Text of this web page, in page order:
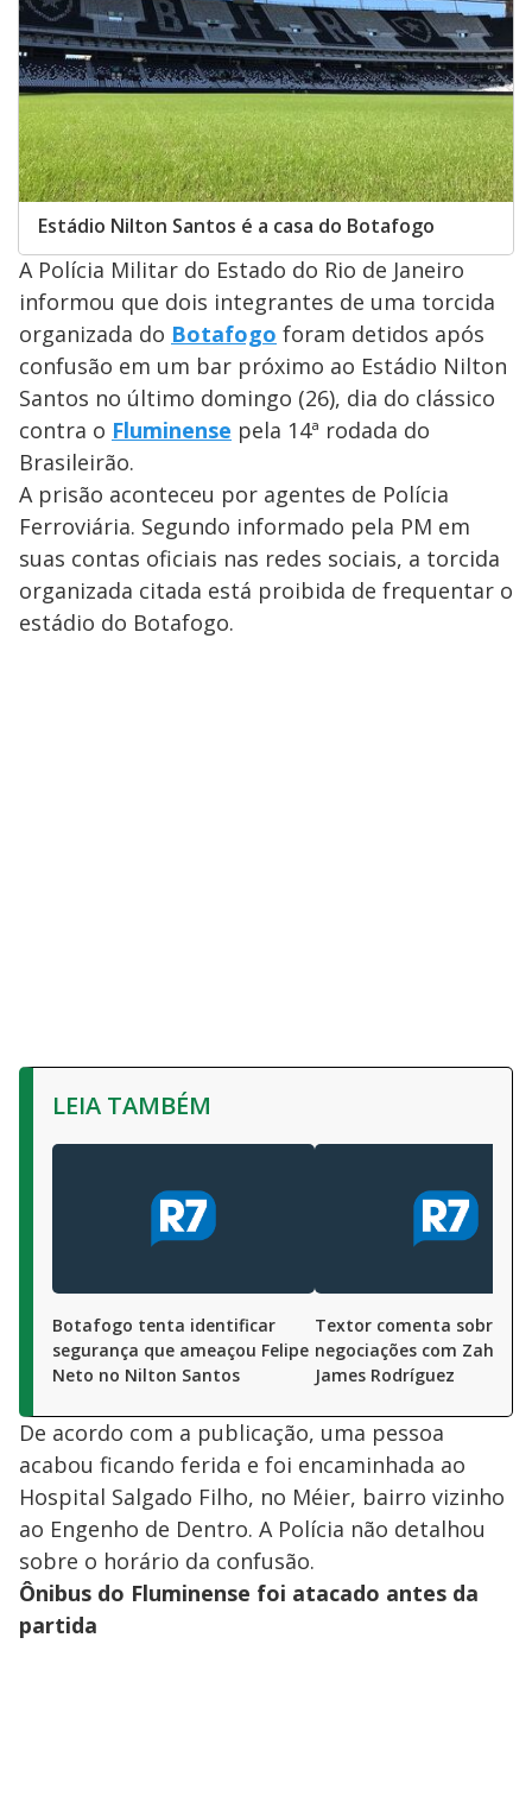
Estádio Nilton Santos é a casa do Botafogo
A Polícia Militar do Estado do Rio de Janeiro
informou que dois integrantes de uma torcida
organizada do Botafogo foram detidos após
confusão em um bar próximo ao Estádio Nilton
Santos no último domingo (26), dia do clássico
contra o Fluminense pela 14ª rodada do
Brasileirão.
A prisão aconteceu por agentes de Polícia
Ferroviária. Segundo informado pela PM em
suas contas oficiais nas redes sociais, a torcida
organizada citada está proibida de frequentar o
estádio do Botafogo.
LEIA TAMBÉM
Botafogo tenta identificar
segurança que ameaçou Felipe
Neto no Nilton Santos
Textor comenta sobre
negociações com Zahavi e
James Rodríguez
De acordo com a publicação, uma pessoa
acabou ficando ferida e foi encaminhada ao
Hospital Salgado Filho, no Méier, bairro vizinho
ao Engenho de Dentro. A Polícia não detalhou
sobre o horário da confusão.
Ônibus do Fluminense foi atacado antes da
partida